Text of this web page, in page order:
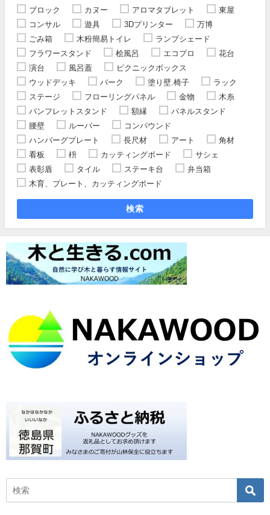
ブロック
カヌー アロマタブレット
東屋
コンサル
遊具 3Dプリンター
万博
ごみ箱
木粉簡易トイレ
ランプシェード
フラワースタンド
桧風呂 エコプロ
花台
演台
風呂蓋
ピクニックボックス
ウッドデッキ
バーク 塗り壁.椅子
ラック
ステージ
フローリングパネル 金物
木糸
パンフレットスタンド
額縁
パネルスタンド
腰壁
ルーバー
コンパウンド
ハンバーグプレート
長尺材 アート
角材
看板
枡 カッティングボード
サシェ
表彰盾
タイル ステーキ台
弁当箱
木育、プレート、カッティングボード
検索